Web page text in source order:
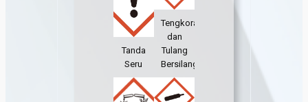
Tanda
Seru
Tengkorak
dan
Tulang
Bersilang